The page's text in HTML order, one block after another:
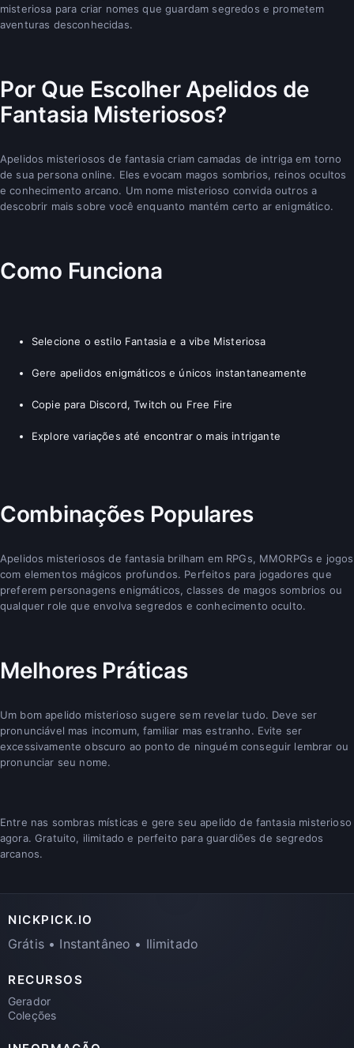
misteriosa para criar nomes que guardam segredos e prometem
aventuras desconhecidas.
Por Que Escolher Apelidos de
Fantasia Misteriosos?
Apelidos misteriosos de fantasia criam camadas de intriga em torno
de sua persona online. Eles evocam magos sombrios, reinos ocultos
e conhecimento arcano. Um nome misterioso convida outros a
descobrir mais sobre você enquanto mantém certo ar enigmático.
Como Funciona
Selecione o estilo Fantasia e a vibe Misteriosa
Gere apelidos enigmáticos e únicos instantaneamente
Copie para Discord, Twitch ou Free Fire
Explore variações até encontrar o mais intrigante
Combinações Populares
Apelidos misteriosos de fantasia brilham em RPGs, MMORPGs e jogos
com elementos mágicos profundos. Perfeitos para jogadores que
preferem personagens enigmáticos, classes de magos sombrios ou
qualquer role que envolva segredos e conhecimento oculto.
Melhores Práticas
Um bom apelido misterioso sugere sem revelar tudo. Deve ser
pronunciável mas incomum, familiar mas estranho. Evite ser
excessivamente obscuro ao ponto de ninguém conseguir lembrar ou
pronunciar seu nome.
Entre nas sombras místicas e gere seu apelido de fantasia misterioso
agora. Gratuito, ilimitado e perfeito para guardiões de segredos
arcanos.
NICKPICK.IO
Grátis • Instantâneo • Ilimitado
RECURSOS
Gerador
Coleções